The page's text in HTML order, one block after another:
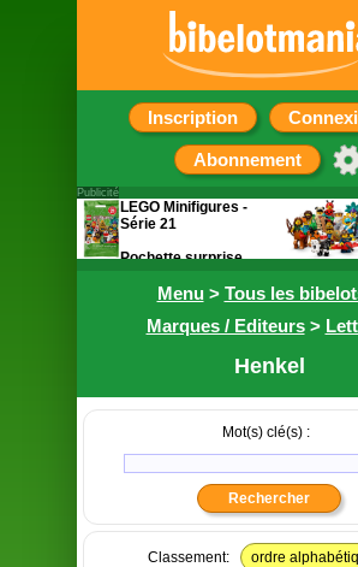
Inscription
Abonnement
Menu> Tous les
Marques / Editeurs>
Henkel
Mot(s) clé(s) :
Classement: ordre
Publicité
LEGO Minifigures -
Série 21
Pochette surprise